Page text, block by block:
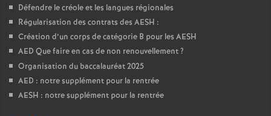
Défendre le créole et les langues régionales
Régularisation des contrats des AESH :
Création d’un corps de catégorie B pour les AESH
AED Que faire en cas de non renouvellement?
Organisation du baccalauréat 2025
AED : notre supplément pour la rentrée
AESH : notre supplément pour la rentrée